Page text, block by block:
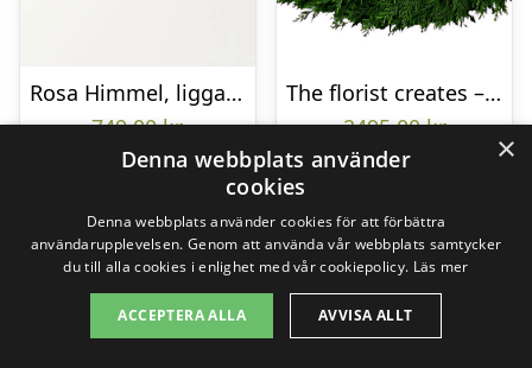
Rosa Himmel, liggande bukett
749,00kr
Gå till butik
The florist creates – Funeral wreath
2495,00kr
Gå till butik
×
Denna webbplats använder
cookies
Denna webbplats använder cookies för att förbättra
användarupplevelsen. Genom att använda vår webbplats samtycker
du till alla cookies i enlighet med vår cookiepolicy. Läs mer
ACCEPTERA ALLA AVVISA ALLT